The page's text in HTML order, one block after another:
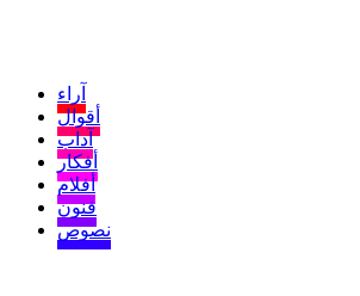
آراء
أقوال
آداب
أفكار
أفلام
فنون
نصوص